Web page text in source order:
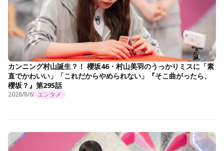
カンニング村山誕生？！ 櫻坂46・村山美羽のうっかりミスに「素
直でかわいい」「これだからやめられない」『そこ曲がったら、
櫻坂？』第295話
2026/8/6 エンタメ